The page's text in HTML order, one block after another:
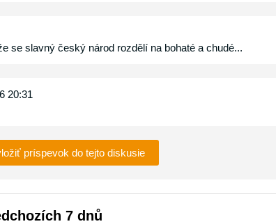
se slavný český národ rozdělí na bohaté a chudé...
20:31
príspevok do tejto diskusie
7 dnů